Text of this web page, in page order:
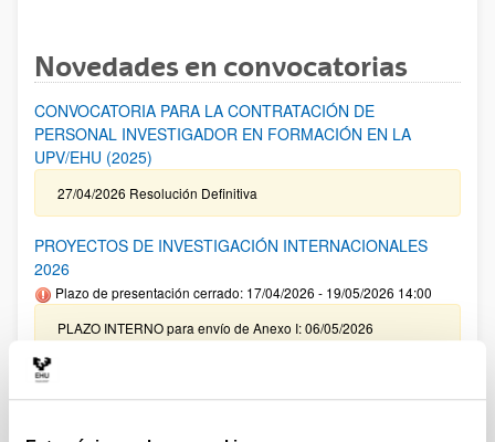
Novedades en convocatorias
CONVOCATORIA PARA LA CONTRATACIÓN DE
PERSONAL INVESTIGADOR EN FORMACIÓN EN LA
UPV/EHU (2025)
27/04/2026 Resolución Definitiva
PROYECTOS DE INVESTIGACIÓN INTERNACIONALES
2026
Plazo de presentación cerrado: 17/04/2026 - 19/05/2026 14:00
PLAZO INTERNO para envío de Anexo I: 06/05/2026
(inclusive) / PLAZO INTERNO para solicitar Autorización
14/05/2026